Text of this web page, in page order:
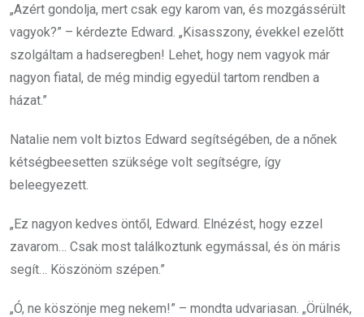
„Azért gondolja, mert csak egy karom van, és mozgássérült
vagyok?” – kérdezte Edward. „Kisasszony, évekkel ezelőtt
szolgáltam a hadseregben! Lehet, hogy nem vagyok már
nagyon fiatal, de még mindig egyedül tartom rendben a
házat.”
Natalie nem volt biztos Edward segítségében, de a nőnek
kétségbeesetten szüksége volt segítségre, így
beleegyezett.
„Ez nagyon kedves öntől, Edward. Elnézést, hogy ezzel
zavarom… Csak most találkoztunk egymással, és ön máris
segít… Köszönöm szépen.”
„Ó, ne köszönje meg nekem!” – mondta udvariasan. „Örülnék,